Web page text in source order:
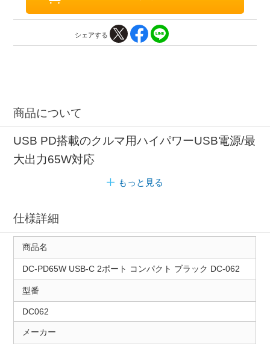
シェアする
商品について
USB PD搭載のクルマ用ハイパワーUSB電源/最
大出力65W対応
もっと見る
仕様詳細
商品名
DC-PD65W USB-C 2ポート コンパクト ブラック DC-062
型番
DC062
メーカー